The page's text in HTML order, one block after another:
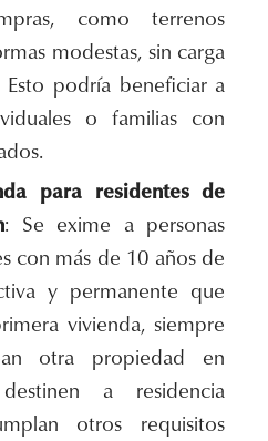
como terrenos
modestas, sin carga
Esto podría beneficiar a
o familias con
para residentes de
: Se exime a personas
con más de 10 años de
y permanente que
vivienda, siempre
otra propiedad en
a residencia
otros requisitos